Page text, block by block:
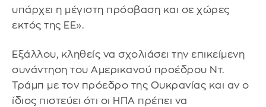
υπάρχει η μέγιστη πρόσβαση και σε χώρες
εκτός της ΕΕ».
Εξάλλου, κληθείς να σχολιάσει την επικείμενη
συνάντηση του Αμερικανού προέδρου Ντ.
Τράμπ με τον πρόεδρο της Ουκρανίας και αν ο
ίδιος πιστεύει ότι οι ΗΠΑ πρέπει να